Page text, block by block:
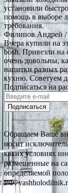
установили
помощь в выборе
требования.
Филипов Андрей /
Вчера купили на
bosh. Привезли на
очень довольны,
напитки разных
кухню. Советуем
Подписаться на
Подписаться
Обращаем Ваше
носит
каких условиях
размещенные на
определяемой
РФ.